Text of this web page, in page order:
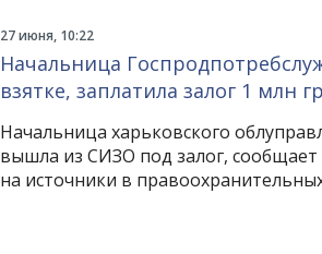
27 июня, 10:22
Начальница
взятке, заплатила залог 1 млн
Начальница харьковского
вышла из СИЗО под залог, сообщает
на источники в